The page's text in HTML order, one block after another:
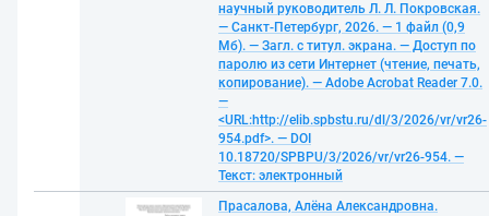
научный руководитель Л. Л. Покровская.
— Санкт-Петербург, 2026. — 1 файл (0,9
Мб). — Загл. с титул. экрана. — Доступ по
паролю из сети Интернет (чтение, печать,
копирование). — Adobe Acrobat Reader 7.0.
—
<URL:http://elib.spbstu.ru/dl/3/2026/vr/vr26-
954.pdf>. — DOI
10.18720/SPBPU/3/2026/vr/vr26-954. —
Текст: электронный
Прасалова, Алёна Александровна.